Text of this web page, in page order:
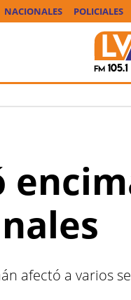
NACIONALES POLICIALES
afectó a varios